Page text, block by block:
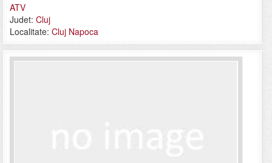
ATV
Judet: Cluj
Localitate: Cluj Napoca